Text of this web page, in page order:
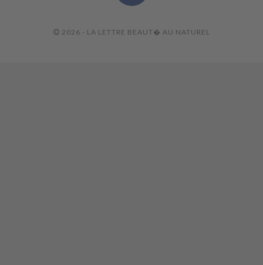
2026 - LA LETTRE BEAUT� AU NATUREL